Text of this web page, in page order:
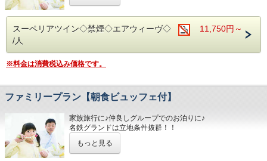
～ ご朝食 ～
１８階レストラン アイリス
名古屋めしも楽しめる和洋折衷のバイキングをご用意してお
ります。
！！さらに！！
☆★家族旅行には嬉しい♪添い寝のお子様は
無料で宿泊ＯＫです
会が多い場所を
アルコール消毒を行っております。
える事が可能です。
清掃時は常に換気をして新鮮な空気に入れ替えておりま
す。
■交通アクセス■３つの主要駅と地下鉄が全て隣接！！
名鉄名古屋駅：徒歩１分
近鉄名古屋駅：徒歩１分
ＪＲ名古屋駅：徒歩４分
スーペリアツイン◇禁煙◇エアウィーヴ◇
11,750円～
/人
※料金は消費税込み価格です。
ファミリープラン【朝食ビュッフェ付】
家族旅行に♪仲良しグループでのお泊りに♪
名鉄グランドは立地条件抜群！！
！！さらに！！
家族旅行には嬉しい♪
もっと見る